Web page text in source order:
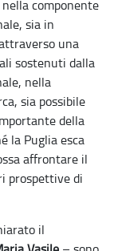
componente
sia in
una
sostenuti dalla
nella
sia possibile
della
la Puglia esca
affrontare il
prospettive di
il